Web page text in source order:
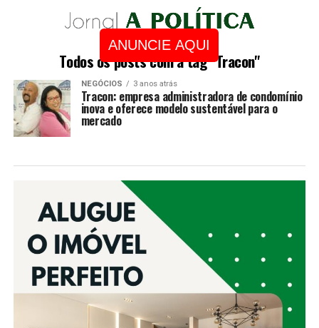
ANUNCIE AQUI
Todos os posts com a tag "Tracon"
NEGÓCIOS 3 anos atrás
Tracon: empresa administradora de condomínio
inova e oferece modelo sustentável para o
mercado